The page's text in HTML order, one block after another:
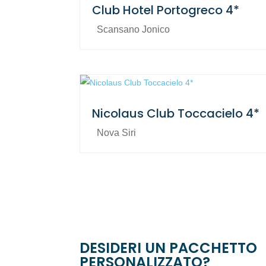
Club Hotel Portogreco 4*
Scansano Jonico
Nicolaus Club Toccacielo 4*
Nova Siri
DESIDERI UN PACCHETTO
PERSONALIZZATO?